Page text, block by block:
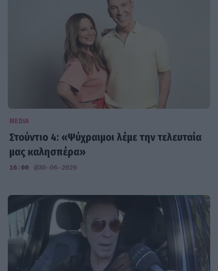
MEDIA
Στούντιο 4: «Ψύχραιμοι λέμε την τελευταία
μας καλησπέρα»
16:00 @30-06-2026